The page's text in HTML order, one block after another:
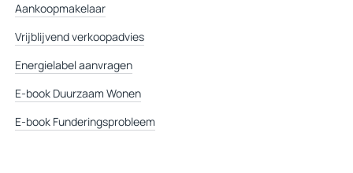
Aankoopmakelaar
Vrijblijvend verkoopadvies
Energielabel aanvragen
E-book Duurzaam Wonen
E-book Funderingsprobleem